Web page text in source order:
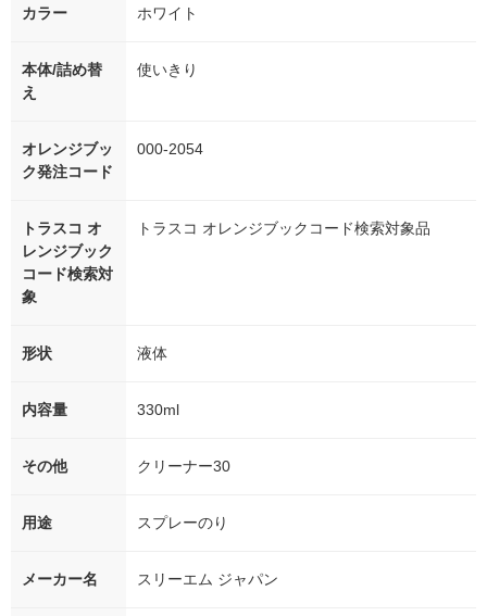
カラー ホワイト
本体/詰め替
え
使いきり
オレンジブッ
ク発注コード
000-2054
トラスコ オ
レンジブック
コード検索対
象
トラスコ オレンジブックコード検索対象品
形状 液体
内容量 330ml
その他 クリーナー30
用途 スプレーのり
メーカー名 スリーエム ジャパン